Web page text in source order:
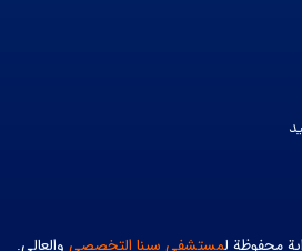
محفوظة لمستشفى سينا التخصصي والعالي.